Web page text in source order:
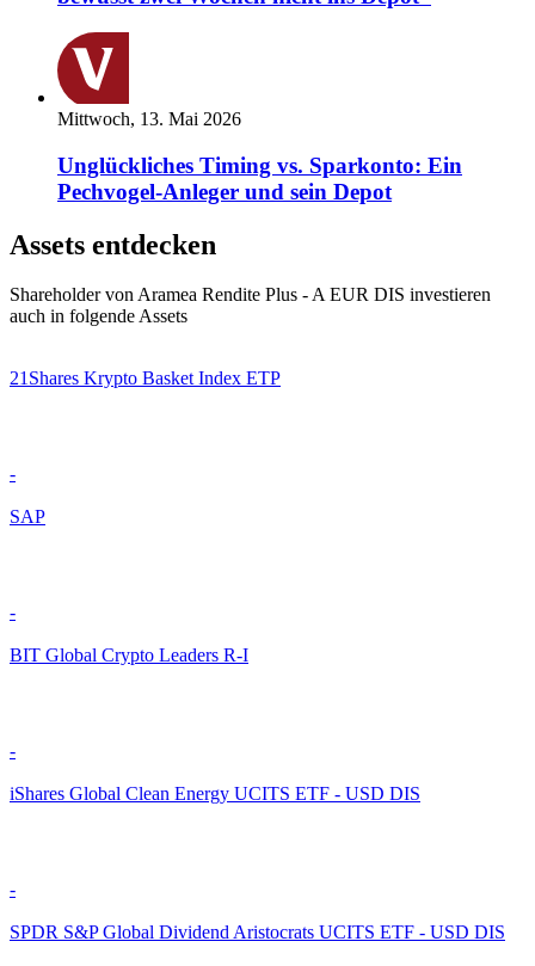
Mittwoch, 13. Mai 2026
Unglückliches Timing vs. Sparkonto: Ein
Pechvogel-Anleger und sein Depot
Assets entdecken
Shareholder von Aramea Rendite Plus - A EUR DIS investieren
auch in folgende Assets
21Shares Krypto Basket Index ETP
-
SAP
-
BIT Global Crypto Leaders R-I
-
iShares Global Clean Energy UCITS ETF - USD DIS
-
SPDR S&P Global Dividend Aristocrats UCITS ETF - USD DIS